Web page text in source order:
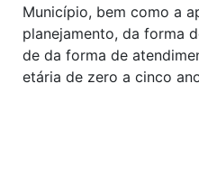
Município, bem como a
planejamento, da forma
de da forma de
etária de zero a cinco